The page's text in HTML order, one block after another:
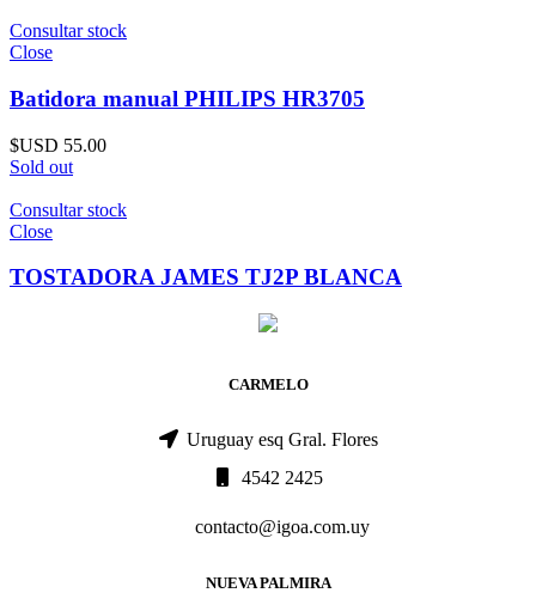
Consultar stock
Close
Batidora manual PHILIPS HR3705
$USD 55.00
Sold out
Consultar stock
Close
TOSTADORA JAMES TJ2P BLANCA
CARMELO
Uruguay esq Gral. Flores
4542 2425
contacto@igoa.com.uy
NUEVA PALMIRA